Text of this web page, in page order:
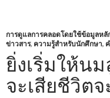
การดูแลการคลอดโดยใช้ข้อมูลหลั
ข่าวสาร, ความรู้สำหรับนักศึกษา,
ยิ่งเริ่มให้น
จะเสียชีวิต